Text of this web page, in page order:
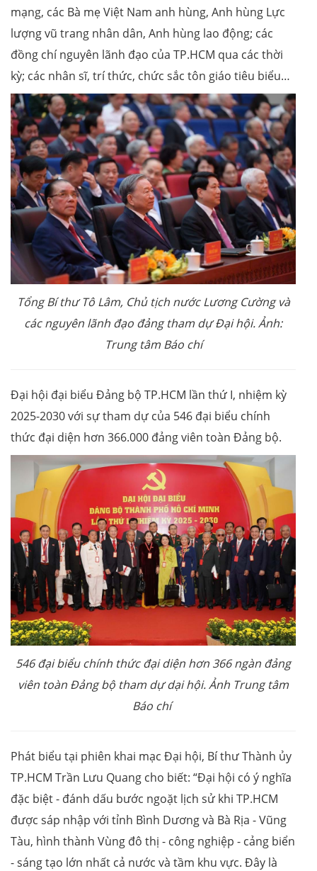
mạng, các Bà mẹ Việt Nam anh hùng, Anh hùng Lực
lượng vũ trang nhân dân, Anh hùng lao động; các
đồng chí nguyên lãnh đạo của TP.HCM qua các thời
kỳ; các nhân sĩ, trí thức, chức sắc tôn giáo tiêu biểu…
Tổng Bí thư Tô Lâm, Chủ tịch nước Lương Cường và
các nguyên lãnh đạo đảng tham dự Đại hội. Ảnh:
Trung tâm Báo chí
Đại hội đại biểu Đảng bộ TP.HCM lần thứ I, nhiệm kỳ
2025-2030 với sự tham dự của 546 đại biểu chính
thức đại diện hơn 366.000 đảng viên toàn Đảng bộ.
546 đại biểu chính thức đại diện hơn 366 ngàn đảng
viên toàn Đảng bộ tham dự dại hội. Ảnh Trung tâm
Báo chí
Phát biểu tại phiên khai mạc Đại hội, Bí thư Thành ủy
TP.HCM Trần Lưu Quang cho biết: “Đại hội có ý nghĩa
đặc biệt - đánh dấu bước ngoặt lịch sử khi TP.HCM
được sáp nhập với tỉnh Bình Dương và Bà Rịa - Vũng
Tàu, hình thành Vùng đô thị - công nghiệp - cảng biển
- sáng tạo lớn nhất cả nước và tầm khu vực. Đây là